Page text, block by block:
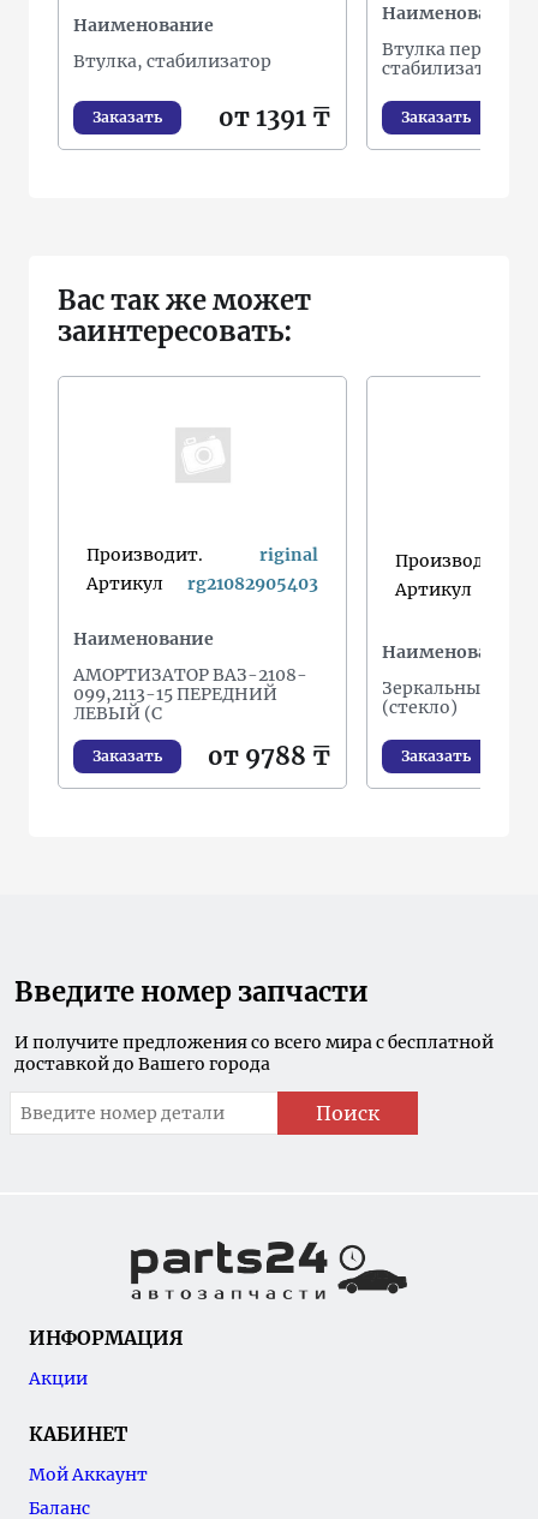
Наименование
Втулка, стабилизатор
Заказать от 1391 ₸
Наименование
Втулка
стабилизатора
Заказать
Вас так же может
заинтересовать:
Производит.
riginal
Артикул
rg21082905403
Наименование
АМОРТИЗАТОР ВАЗ-2108-
099,2113-15 ПЕРЕДНИЙ
ЛЕВЫЙ (С
Заказать от 9788 ₸
Производит.
Артикул
Наименование
Зеркальный
(стекло)
Заказать
Введите номер запчасти
И получите предложения со всего мира с бесплатной
доставкой до Вашего города
Поиск
ИНФОРМАЦИЯ
Акции
КАБИНЕТ
Мой Аккаунт
Баланс